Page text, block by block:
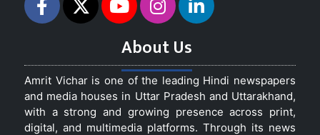
About Us
Amrit Vichar is one of the leading Hindi newspapers
and media houses in Uttar Pradesh and Uttarakhand,
with a strong and growing presence across print,
digital, and multimedia platforms. Through its news